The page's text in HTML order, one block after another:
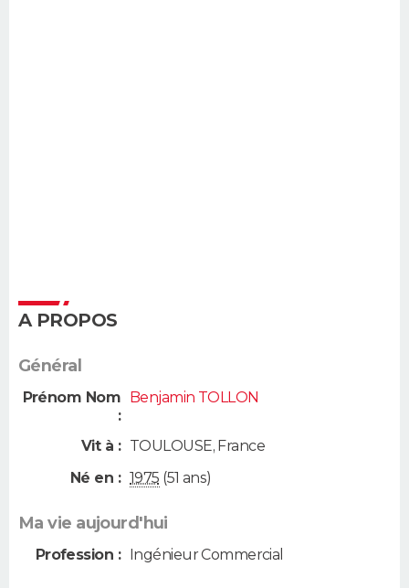
A PROPOS
Général
Prénom Nom
:
Benjamin TOLLON
Vit à : TOULOUSE, France
Né en : 1975 (51 ans)
Ma vie aujourd'hui
Profession : Ingénieur Commercial